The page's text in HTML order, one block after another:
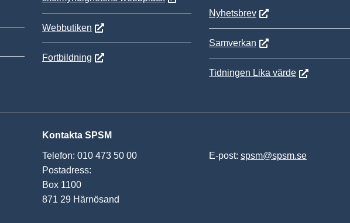
Webbutiken
Fortbildning
Nyhetsbrev
Samverkan
Tidningen Lika värde
Kontakta SPSM
Telefon: 010 473 50 00
Postadress:
Box 1100
871 29 Härnösand
E-post: spsm@spsm.se